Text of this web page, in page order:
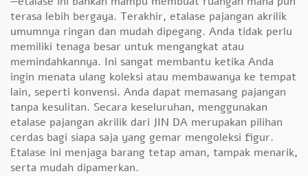
terasa lebih bergaya. Terakhir, etalase pajangan akrilik
umumnya ringan dan mudah dipegang. Anda tidak perlu
memiliki tenaga besar untuk mengangkat atau
memindahkannya. Ini sangat membantu ketika Anda
ingin menata ulang koleksi atau membawanya ke tempat
lain, seperti konvensi. Anda dapat memasang pajangan
tanpa kesulitan. Secara keseluruhan, menggunakan
etalase pajangan akrilik dari JIN DA merupakan pilihan
cerdas bagi siapa saja yang gemar mengoleksi figur.
Etalase ini menjaga barang tetap aman, tampak menarik,
serta mudah dipamerkan.